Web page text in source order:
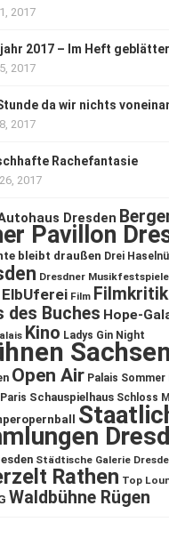
2017
2017 – Im Heft
2017
da wir nichts
2017
Rachefantasie
2017
Dresden
Pavillon
bleibt draußen Drei
Dresdner Musikfestspiele
ElbUferei Film Filmkritik
des Buches Hope-
Kino Ladys Gin Night
Open Air Palais Sommer
Schauspielhaus Schloss
Städtische Galerie
Rathen Top
Waldbühne Rügen